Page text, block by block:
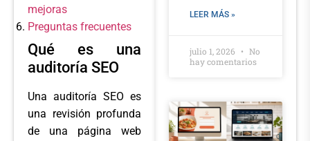
mejoras
Preguntas frecuentes
Qué es una
auditoría SEO
Una auditoría SEO es
una revisión profunda
de una página web
LEER MÁS »
julio 1, 2026
No
hay comentarios